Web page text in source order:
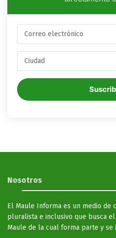
Nosotros
El Maule Informa es un medio de
pluralista e inclusivo que busca
Maule de la cual forma parte y se